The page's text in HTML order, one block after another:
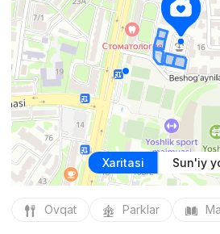
Xaritasi Sun'iy
Ovqat Parklar